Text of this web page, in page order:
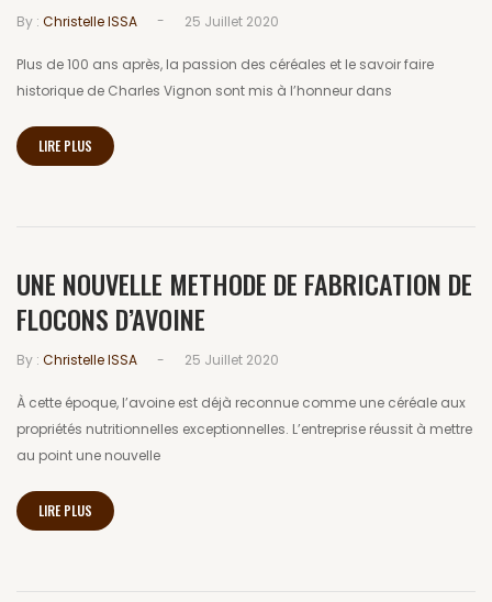
By : Christelle ISSA - 25 Juillet 2020
Plus de 100 ans après, la passion des céréales et le savoir faire
historique de Charles Vignon sont mis à l’honneur dans
LIRE PLUS
UNE NOUVELLE METHODE DE FABRICATION DE
FLOCONS D’AVOINE
By : Christelle ISSA - 25 Juillet 2020
À cette époque, l’avoine est déjà reconnue comme une céréale aux
propriétés nutritionnelles exceptionnelles. L’entreprise réussit à mettre
au point une nouvelle
LIRE PLUS